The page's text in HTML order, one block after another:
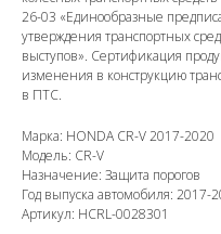
26-03 «Единообразные
утверждения транспортных
выступов». Сертификация
изменения в конструкцию
в ПТС.
Марка: HONDA CR-V 2017-2020
Модель: CR-V
Назначение: Защита порогов
Год выпуска автомобиля: 2017-
Артикул: HCRL-0028301